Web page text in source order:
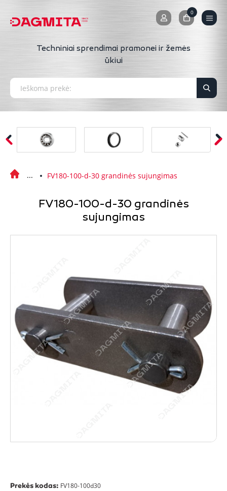
0
0
Techniniai sprendimai pramonei ir žemės
ūkiui
FV180-100-d-30 grandinės sujungimas
FV180-100-d-30 grandinės
sujungimas
Prekės kodas: FV180-100d30